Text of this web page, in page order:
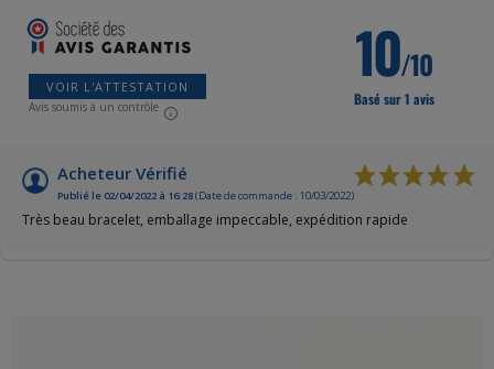
VOIR L'ATTESTATION
Avis soumis à un contrôle
10/10
Basé sur 1 avis
Acheteur Vérifié
Publié le 02/04/2022 à 16:28(Date de commande : 10/03/2022)
Très beau bracelet, emballage impeccable, expédition rapide